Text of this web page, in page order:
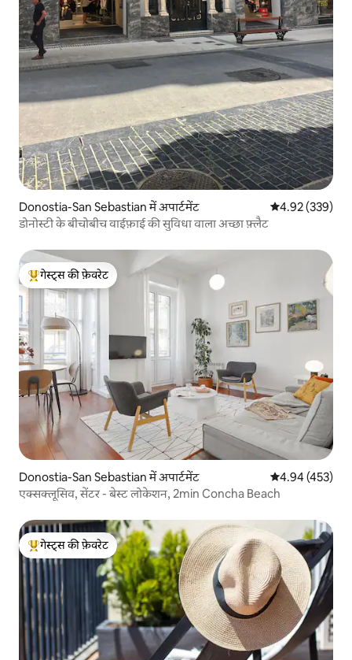
Donostia-San Sebastian में अपार्टमेंट औसत रेटिंग 5 में से
4.92 (339)
डोनोस्टी के बीचोबीच वाईफ़ाई की सुविधा वाला अच्छा फ़्लैट
गेस्ट्स का टॉप फ़ेवरेट
गेस्ट्स की फ़ेवरेट
Donostia-San Sebastian में अपार्टमेंट औसत रेटिंग 5 में से
4.94 (453)
एक्सक्लूसिव, सेंटर - बेस्ट लोकेशन, 2min Concha Beach
गेस्ट्स का टॉप फ़ेवरेट
गेस्ट्स की फ़ेवरेट